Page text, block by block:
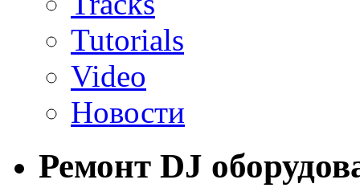
Tutorials
Video
Новости
Ремонт DJ